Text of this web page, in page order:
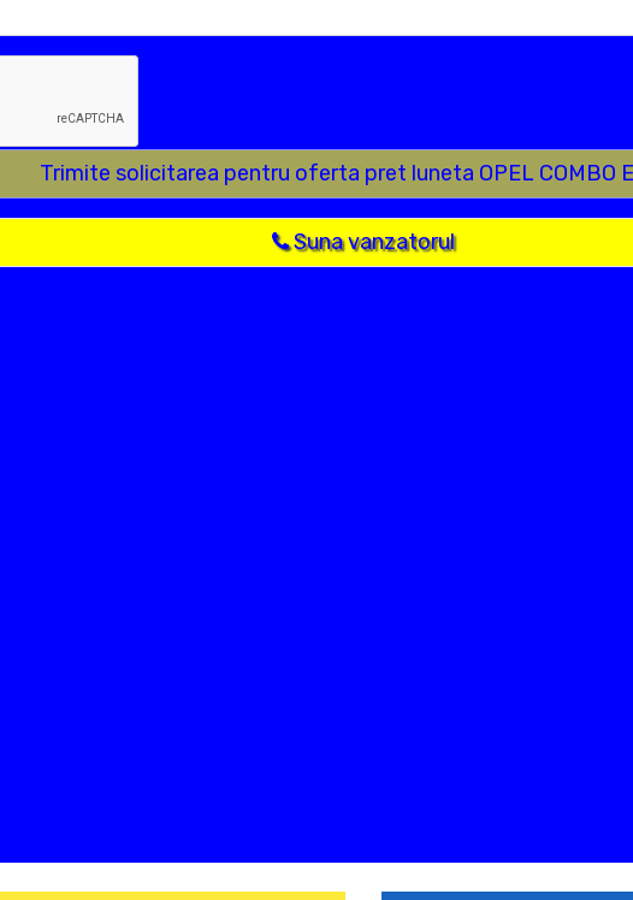
Trimite solicitarea pentru oferta pret luneta OPEL COMBO
Suna vanzatorul